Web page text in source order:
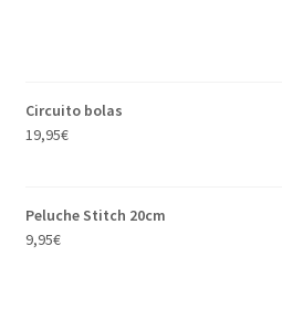
Circuito bolas
19,95€
Peluche Stitch 20cm
9,95€